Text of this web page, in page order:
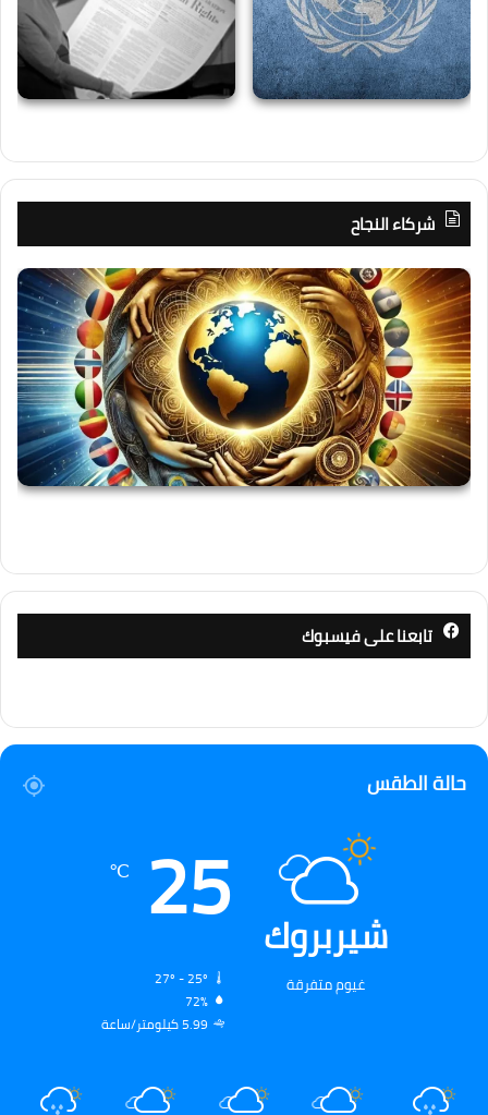
شركاء النجاح
تابعنا على فيسبوك
حالة الطقس
شيربروك
غيوم متفرقة
25
℃
72%
5.99 كيلومتر/ساعة